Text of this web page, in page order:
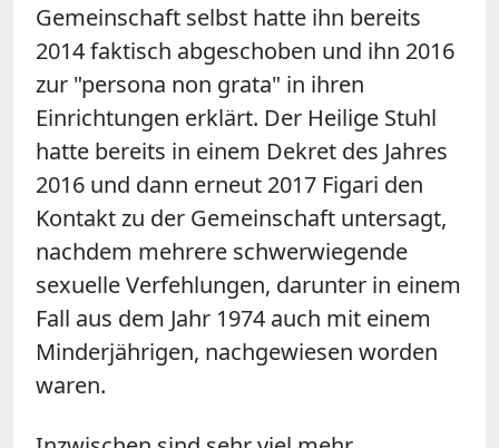
Gemeinschaft selbst hatte ihn bereits
2014 faktisch abgeschoben und ihn 2016
zur "persona non grata" in ihren
Einrichtungen erklärt. Der Heilige Stuhl
hatte bereits in einem Dekret des Jahres
2016 und dann erneut 2017 Figari den
Kontakt zu der Gemeinschaft untersagt,
nachdem mehrere schwerwiegende
sexuelle Verfehlungen, darunter in einem
Fall aus dem Jahr 1974 auch mit einem
Minderjährigen, nachgewiesen worden
waren.